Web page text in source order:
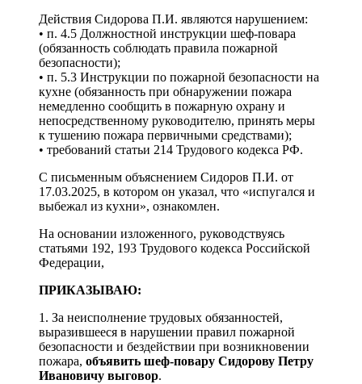
Действия Сидорова П.И. являются нарушением:
• п. 4.5 Должностной инструкции шеф-повара
(обязанность соблюдать правила пожарной
безопасности);
• п. 5.3 Инструкции по пожарной безопасности на
кухне (обязанность при обнаружении пожара
немедленно сообщить в пожарную охрану и
непосредственному руководителю, принять меры
к тушению пожара первичными средствами);
• требований статьи 214 Трудового кодекса РФ.
С письменным объяснением Сидоров П.И. от
17.03.2025, в котором он указал, что «испугался и
выбежал из кухни», ознакомлен.
На основании изложенного, руководствуясь
статьями 192, 193 Трудового кодекса Российской
Федерации,
ПРИКАЗЫВАЮ:
1. За неисполнение трудовых обязанностей,
выразившееся в нарушении правил пожарной
безопасности и бездействии при возникновении
пожара, объявить шеф-повару Сидорову Петру
Ивановичу выговор.